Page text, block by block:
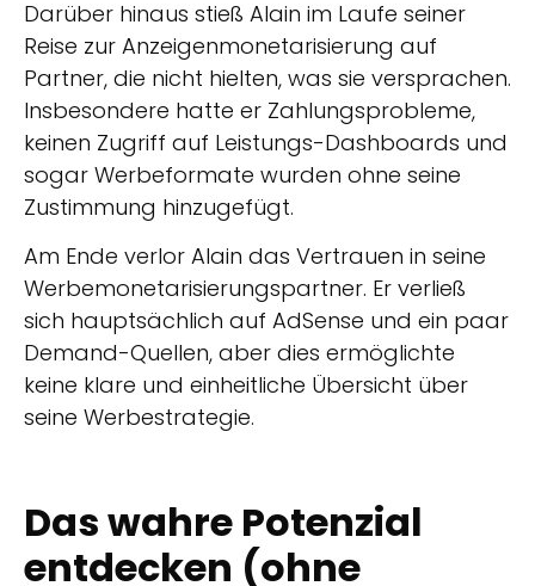
Darüber hinaus stieß Alain im Laufe seiner
Reise zur Anzeigenmonetarisierung auf
Partner, die nicht hielten, was sie versprachen.
Insbesondere hatte er Zahlungsprobleme,
keinen Zugriff auf Leistungs-Dashboards und
sogar Werbeformate wurden ohne seine
Zustimmung hinzugefügt.
Am Ende verlor Alain das Vertrauen in seine
Werbemonetarisierungspartner. Er verließ
sich hauptsächlich auf AdSense und ein paar
Demand-Quellen, aber dies ermöglichte
keine klare und einheitliche Übersicht über
seine Werbestrategie.
Das wahre Potenzial
entdecken (ohne